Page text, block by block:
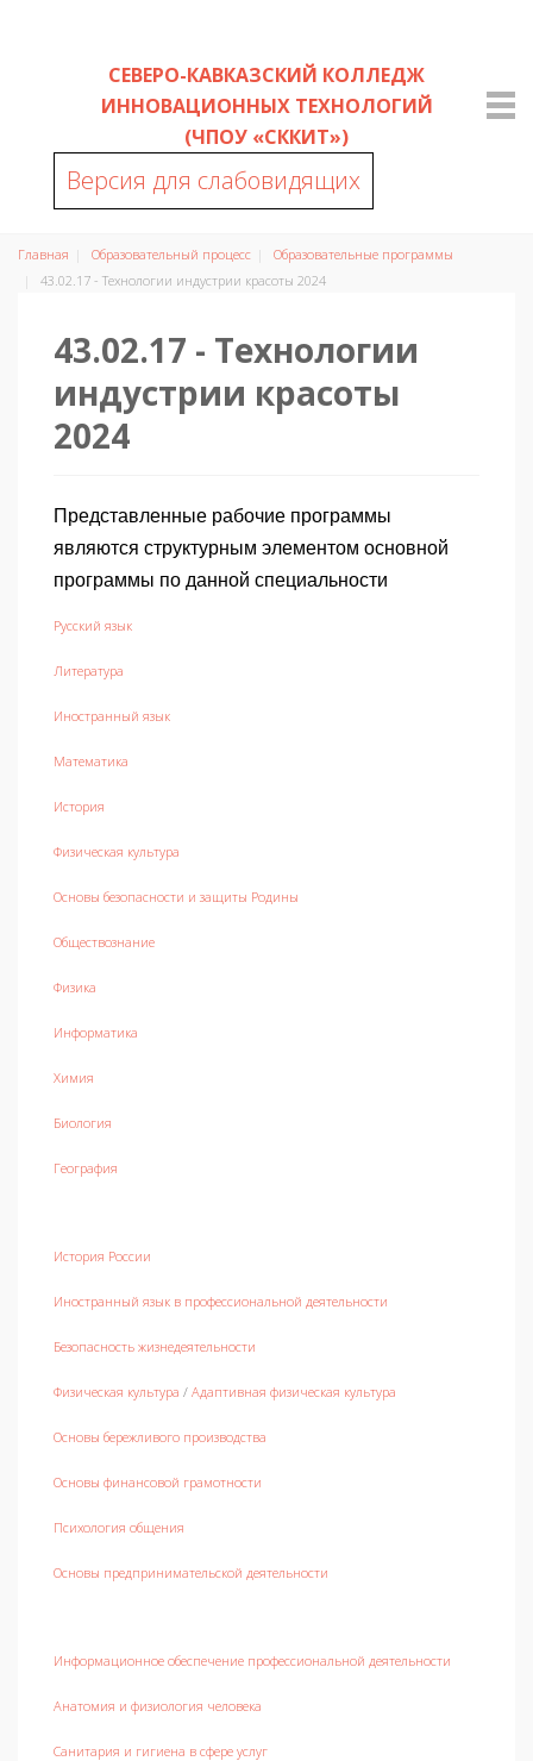
СЕВЕРО-КАВКАЗСКИЙ КОЛЛЕДЖ
ИННОВАЦИОННЫХ ТЕХНОЛОГИЙ
(ЧПОУ «СККИТ»)
Версия для слабовидящих
Главная Образовательный процесс
Образовательные программы
43.02.17 - Технологии индустрии красоты 2024
43.02.17 - Технологии
индустрии красоты
2024
Представленные рабочие программы
являются структурным элементом основной
программы по данной специальности
Русский язык
Литература
Иностранный язык
Математика
История
Физическая культура
Основы безопасности и защиты Родины
Обществознание
Физика
Информатика
Химия
Биология
География
История России
Иностранный язык в профессиональной деятельности
Безопасность жизнедеятельности
Физическая культура / Адаптивная физическая культура
Основы бережливого производства
Основы финансовой грамотности
Психология общения
Основы предпринимательской деятельности
Информационное обеспечение профессиональной деятельности
Анатомия и физиология человека
Санитария и гигиена в сфере услуг